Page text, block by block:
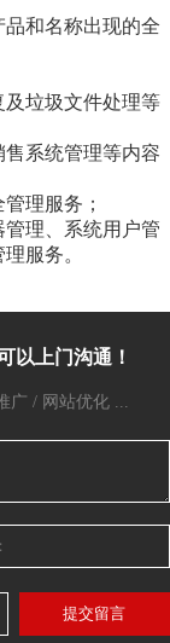
和名称出现的全
垃圾文件处理等
系统管理等内容
理服务；
理、系统用户管
服务。
以上门沟通！
广 / 网站优化 ...
提交留言